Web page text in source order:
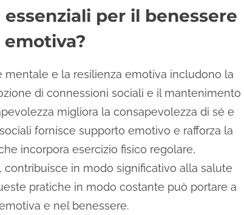
per il benessere
mentale e la resilienza emotiva includono la
di connessioni sociali e il mantenimento
migliora la consapevolezza di sé e
fornisce supporto emotivo e rafforza la
incorpora esercizio fisico regolare,
in modo significativo alla salute
pratiche in modo costante può portare a
e nel benessere.